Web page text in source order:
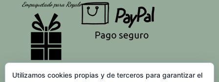
Empaquetado para Regalo
Utilizamos cookies propias y de terceros para garantizar el